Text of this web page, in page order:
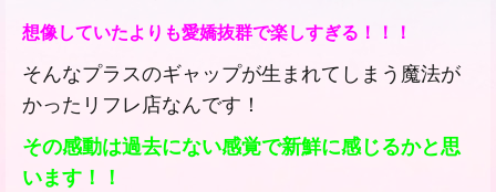
想像していたよりも愛嬌抜群で楽しすぎる！！！
そんなプラスのギャップが生まれてしまう 魔法が
かった リフレ店なんです！
その感動は過去にない感覚で新鮮に感じるかと思
います！！